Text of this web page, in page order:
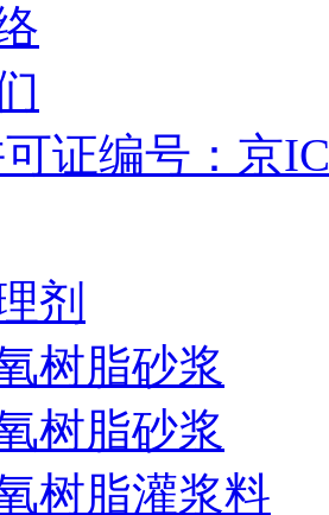
证编号：京
剂
树脂砂浆
树脂砂浆
树脂灌浆料